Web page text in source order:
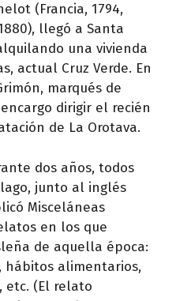
(Francia, 1794,
llegó a Santa
una vivienda
actual Cruz Verde. En
marqués de
dirigir el recién
de La Orotava.
dos años, todos
junto al inglés
Misceláneas
en los que
de aquella época:
hábitos alimentarios,
etc. (El relato